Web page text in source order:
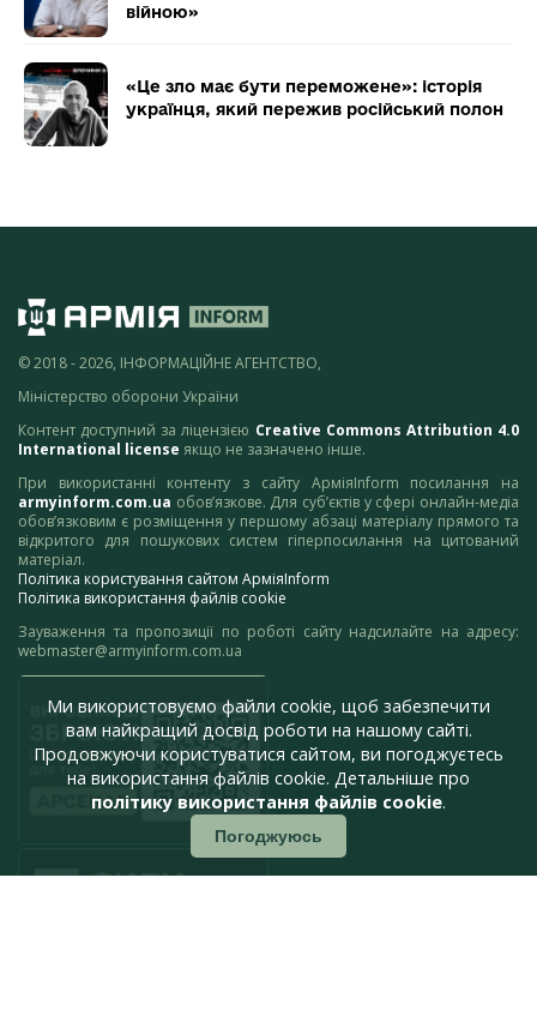
війною»
«Це зло має бути переможене»: історія
українця, який пережив російський полон
© 2018 - 2026, ІНФОРМАЦІЙНЕ АГЕНТСТВО,
Міністерство оборони України
Контент доступний за ліцензією Creative Commons Attribution 4.0
International license якщо не зазначено інше.
При використанні контенту з сайту АрміяInform посилання на
armyinform.com.ua обов’язкове. Для суб’єктів у сфері онлайн-медіа
обов’язковим є розміщення у першому абзаці матеріалу прямого та
відкритого для пошукових систем гіперпосилання на цитований
матеріал.
Політика користування сайтом АрміяInform
Політика використання файлів cookie
Зауваження та пропозиції по роботі сайту надсилайте на адресу:
webmaster@armyinform.com.ua
Ми використовуємо файли cookie, щоб забезпечити
вам найкращий досвід роботи на нашому сайті.
Продовжуючи користуватися сайтом, ви погоджуєтесь
на використання файлів cookie. Детальніше про
політику використання файлів cookie.
Погоджуюсь